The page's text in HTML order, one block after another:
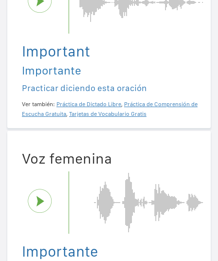
Important
Importante
Practicar diciendo esta oración
Ver también: Práctica de Dictado Libre, Práctica de Comprensión de
Escucha Gratuita, Tarjetas de Vocabulario Gratis
Voz femenina
Importante